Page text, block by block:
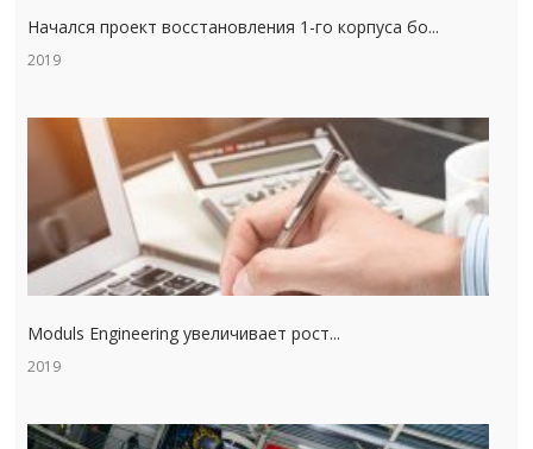
Начался проект восстановления 1-го корпуса бо...
2019
Moduls Engineering увеличивает рост...
2019